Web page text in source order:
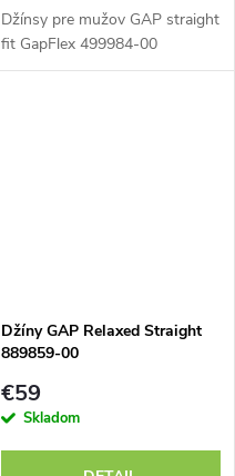
Džínsy pre mužov GAP straight
fit GapFlex 499984-00
Džíny GAP Relaxed Straight
889859-00
€59
Skladom